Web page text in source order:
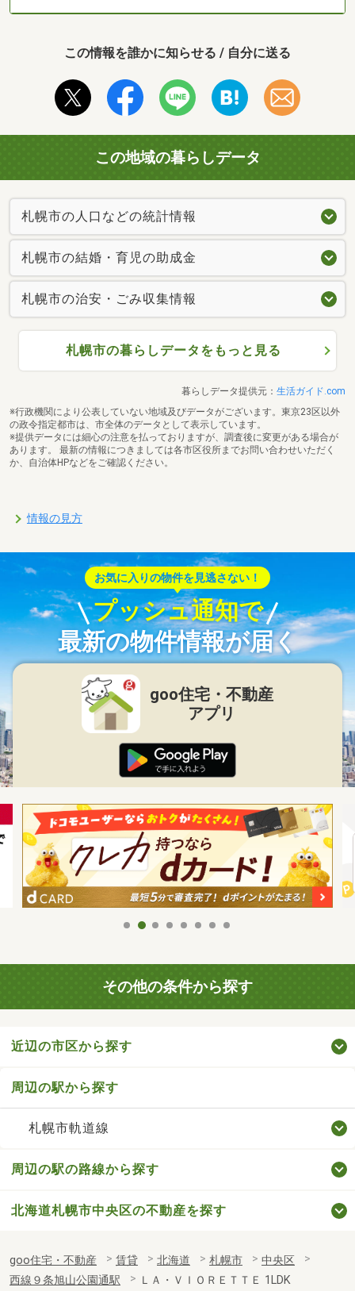
この情報を誰かに知らせる / 自分に送る
この地域の暮らしデータ
札幌市の人口などの統計情報
札幌市の結婚・育児の助成金
札幌市の治安・ごみ収集情報
札幌市の暮らしデータをもっと見る
暮らしデータ提供元： 生活ガイド.com
※行政機関により公表していない地域及びデータがございます。東京23区以外
の政令指定都市は、市全体のデータとして表示しています。
※提供データには細心の注意を払っておりますが、調査後に変更がある場合が
あります。 最新の情報につきましては各市区役所までお問い合わせいただく
か、自治体HPなどをご確認ください。
情報の見方
お気に入りの物件を見逃さない！
プッシュ通知で
最新の物件情報が届く
goo住宅・不動産
アプリ
その他の条件から探す
近辺の市区から探す
周辺の駅から探す
札幌市軌道線
周辺の駅の路線から探す
北海道札幌市中央区の不動産を探す
goo住宅・不動産 賃貸 北海道 札幌市
中央区
西線９条旭山公園通駅
ＬＡ・ＶＩＯＲＥＴＴＥ 1LDK